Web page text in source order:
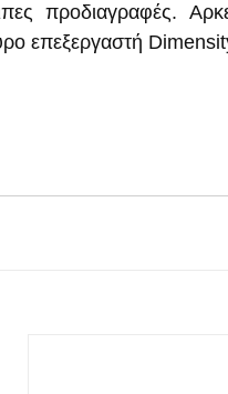
προδιαγραφές.
επεξεργαστή